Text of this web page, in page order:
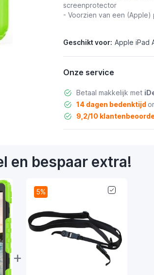
screenprotector
- Voorzien van een (Apple)
Geschikt voor: Apple iPad
Onze service
Betaal makkelijk met
14 dagen bedenktijd
9,2/10
en bespaar extra!
+
5%